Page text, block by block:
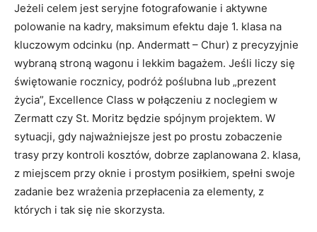
Jeżeli celem jest seryjne fotografowanie i aktywne
polowanie na kadry, maksimum efektu daje 1. klasa na
kluczowym odcinku (np. Andermatt – Chur) z precyzyjnie
wybraną stroną wagonu i lekkim bagażem. Jeśli liczy się
świętowanie rocznicy, podróż poślubna lub „prezent
życia”, Excellence Class w połączeniu z noclegiem w
Zermatt czy St. Moritz będzie spójnym projektem. W
sytuacji, gdy najważniejsze jest po prostu zobaczenie
trasy przy kontroli kosztów, dobrze zaplanowana 2. klasa,
z miejscem przy oknie i prostym posiłkiem, spełni swoje
zadanie bez wrażenia przepłacenia za elementy, z
których i tak się nie skorzysta.